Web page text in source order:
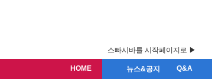
스빠시바를 시작페이지로 ▶
HOME 뉴스&공지 Q&A